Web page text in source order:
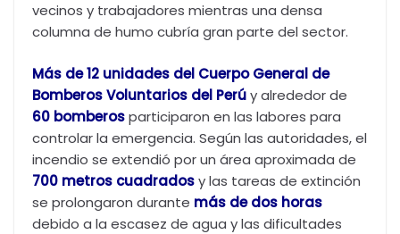
vecinos y trabajadores mientras una densa
columna de humo cubría gran parte del sector.
Más de 12 unidades del Cuerpo General de
Bomberos Voluntarios del Perúy alrededor de
60 bomberosparticiparon en las labores para
controlar la emergencia. Según las autoridades, el
incendio se extendió por un área aproximada de
700 metros cuadradosy las tareas de extinción
se prolongaron durante más de dos horas
debido a la escasez de agua y las dificultades